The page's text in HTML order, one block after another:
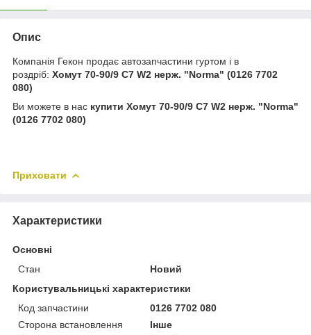
Опис
Компанія Гекон продає автозапчастини гуртом і в
роздріб: Хомут 70-90/9 C7 W2 нерж. "Norma" (0126 7702
080)
Ви можете в нас купити Хомут 70-90/9 C7 W2 нерж. "Norma"
(0126 7702 080)
Приховати
Характеристики
Основні
Стан
Новий
Користувальницькі характеристики
Код запчастини
0126 7702 080
Сторона встановлення
Інше